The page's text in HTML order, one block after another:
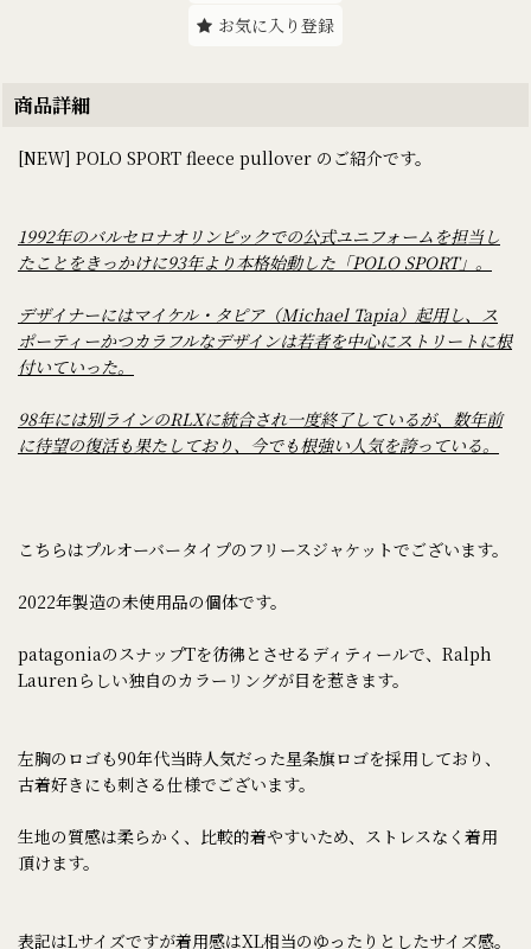
お気に入り登録
商品詳細
[NEW] POLO SPORT fleece pullover のご紹介です。
1992年のバルセロナオリンピックでの公式ユニフォームを担当し
たことをきっかけに93年より本格始動した「POLO SPORT」。
デザイナーにはマイケル・タピア（Michael Tapia）起用し、ス
ポーティーかつカラフルなデザインは若者を中心にストリートに根
付いていった。
98年には別ラインのRLXに統合され一度終了しているが、数年前
に待望の復活も果たしており、今でも根強い人気を誇っている。
こちらはプルオーバータイプのフリースジャケットでございます。
2022年製造の未使用品の個体です。
patagoniaのスナップTを彷彿とさせるディティールで、Ralph
Laurenらしい独自のカラーリングが目を惹きます。
左胸のロゴも90年代当時人気だった星条旗ロゴを採用しており、
古着好きにも刺さる仕様でございます。
生地の質感は柔らかく、比較的着やすいため、ストレスなく着用
頂けます。
表記はLサイズですが着用感はXL相当のゆったりとしたサイズ感。